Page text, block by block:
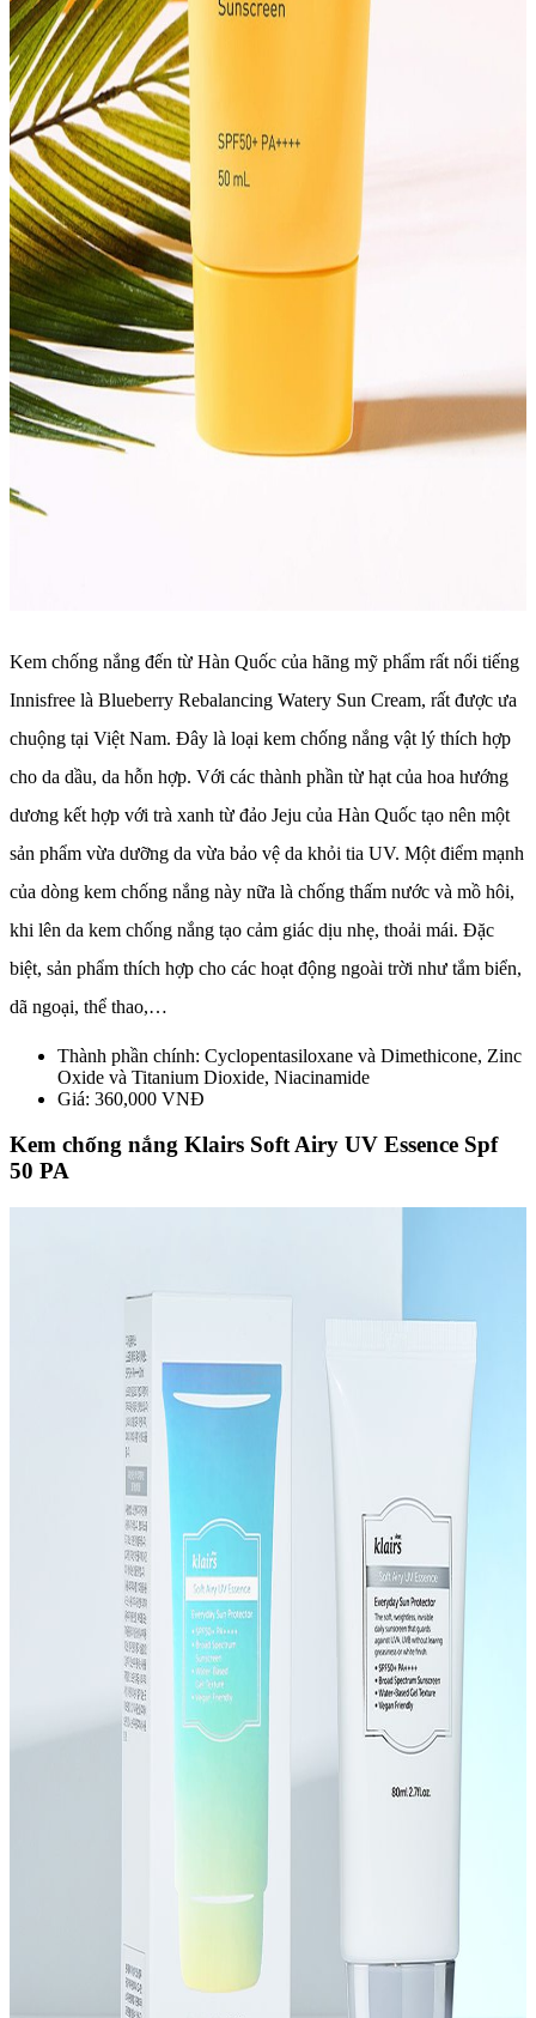
Kem chống nắng đến từ Hàn Quốc của hãng mỹ phẩm rất nổi tiếng
Innisfree là Blueberry Rebalancing Watery Sun Cream, rất được ưa
chuộng tại Việt Nam. Đây là loại kem chống nắng vật lý thích hợp
cho da dầu, da hỗn hợp. Với các thành phần từ hạt của hoa hướng
dương kết hợp với trà xanh từ đảo Jeju của Hàn Quốc tạo nên một
sản phẩm vừa dưỡng da vừa bảo vệ da khỏi tia UV. Một điểm mạnh
của dòng kem chống nắng này nữa là chống thấm nước và mồ hôi,
khi lên da kem chống nắng tạo cảm giác dịu nhẹ, thoải mái. Đặc
biệt, sản phẩm thích hợp cho các hoạt động ngoài trời như tắm biển,
dã ngoại, thể thao,…
Thành phần chính: Cyclopentasiloxane và Dimethicone, Zinc
Oxide và Titanium Dioxide, Niacinamide
Giá: 360,000 VNĐ
Kem chống nắng Klairs Soft Airy UV Essence Spf
50 PA